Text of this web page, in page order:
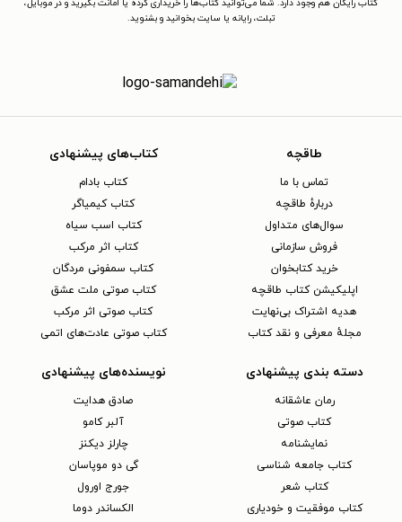
کتاب رایگان هم وجود دارد. شما می‌توانید کتاب‌ها را خریداری کرده یا امانت بگیرید و در موبایل،
تبلت، رایانه یا سایت بخوانید و بشنوید.
طاقچه
تماس با ما
دربارهٔ طاقچه
سوال‌های متداول
فروش سازمانی
خرید کتابخوان
اپلیکیشن کتاب طاقچه
هدیه اشتراک بی‌نهایت
مجلهٔ معرفی و نقد کتاب
کتاب‌های پیشنهادی
کتاب بادام
کتاب کیمیاگر
کتاب اسب سیاه
کتاب اثر مرکب
کتاب سمفونی مردگان
کتاب صوتی ملت عشق
کتاب صوتی اثر مرکب
کتاب صوتی عادت‌های اتمی
دسته بندی پیشنهادی
رمان عاشقانه
کتاب‌ صوتی
نمایشنامه
کتاب جامعه شناسی
کتاب شعر
کتاب موفقیت و خودیاری
نویسنده‌های پیشنهادی
صادق هدایت
آلبر کامو
چارلز دیکنز
گی دو موپاسان
جورج اورول
الکساندر دوما